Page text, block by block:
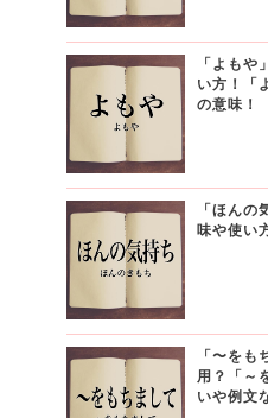
「よもや
い方！「
の意味！
「ほんの
味や使い
「〜をも
用？「～
いや例文